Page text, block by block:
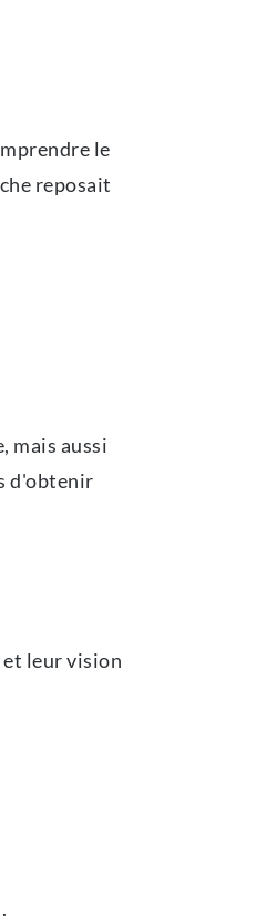
le
reposait
mais aussi
d'obtenir
leur vision